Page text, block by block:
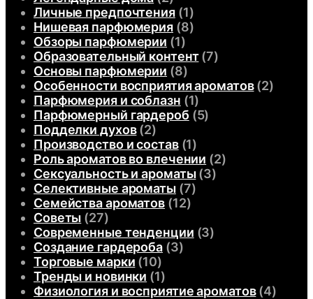
Личные предпочтения(1)
Нишевая парфюмерия(8)
Обзоры парфюмерии (1)
Образовательный контент(7)
Основы парфюмерии (8)
Особенности восприятия ароматов(2)
Парфюмерия и соблазн (1)
Парфюмерный гардероб (5)
Подделки духов(2)
Производство и состав(1)
Роль ароматов во влечении (2)
Сексуальность и ароматы(3)
Селективные ароматы(7)
Семейства ароматов(12)
Советы (27)
Современные тенденции (3)
Создание гардероба(3)
Торговые марки (10)
Тренды и новинки (1)
Физиология и восприятие ароматов(4)